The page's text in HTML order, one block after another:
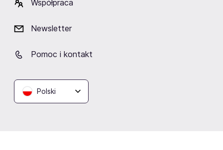
Współpraca
Newsletter
Pomoc i kontakt
Polski
Jan Peszek
Podobne wydarzenia